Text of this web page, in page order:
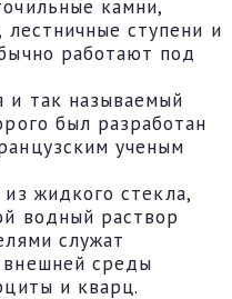
камни,
ступени и
работают под
и так называемый
был разработан
ученым
жидкого стекла,
водный раствор
служат
среды
и кварц.